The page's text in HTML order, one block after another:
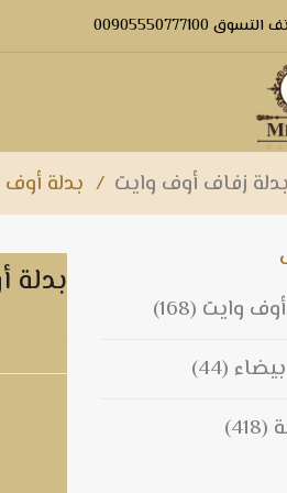
00905550777100
بدلة زفاف أوف وايت / بدلة أوف
وايت (168)
(44)
(418)
بدلة